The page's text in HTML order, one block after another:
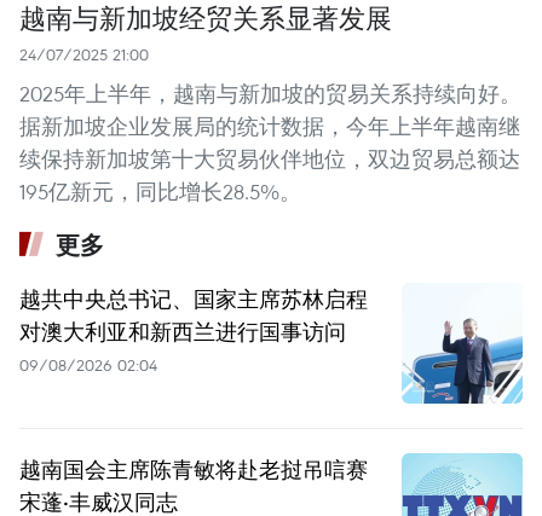
越南与新加坡经贸关系显著发展
24/07/2025 21:00
2025年上半年，越南与新加坡的贸易关系持续向好。
据新加坡企业发展局的统计数据，今年上半年越南继
续保持新加坡第十大贸易伙伴地位，双边贸易总额达
195亿新元，同比增长28.5%。
更多
越共中央总书记、国家主席苏林启程
对澳大利亚和新西兰进行国事访问
09/08/2026 02:04
越南国会主席陈青敏将赴老挝吊唁赛
宋蓬·丰威汉同志